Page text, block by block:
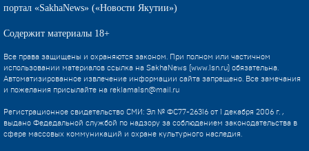
портал «SakhaNews» («Новости Якутии»)
Содержит материалы 18+
Все права защищены и охраняются законом. При полном или частичном
использовании материалов ссылка на SakhaNews (www.1sn.ru) обязательна.
Автоматизированное извлечение информации сайта запрещено. Все замечания
и пожелания присылайте на reklama1sn@mail.ru
Регистрационное свидетельство СМИ: Эл № ФС77-26316 от 1 декабря 2006 г. ,
выдано Федедальной службой по надзору за соблюдением законодательства в
сфере массовых коммуникаций и охране культурного наследия.